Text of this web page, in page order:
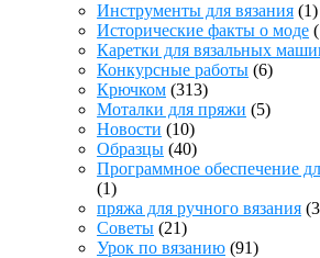
Инструменты для вязания (1)
Исторические факты о моде
Каретки для вязальных
Конкурсные работы (6)
Крючком (313)
Моталки для пряжи (5)
Новости (10)
Образцы (40)
Программное обеспечение
(1)
пряжа для ручного вязания
Советы (21)
Урок по вязанию (91)